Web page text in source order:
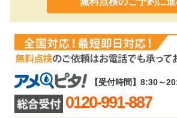
0120-991-887
【受付時間】8:30～
0120-991-887